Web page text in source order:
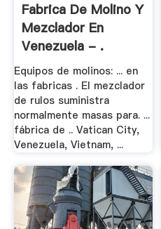
Fabrica De Molino Y
Mezclador En
Venezuela - .
Equipos de molinos: ... en
las fabricas . El mezclador
de rulos suministra
normalmente masas para. ...
fábrica de .. Vatican City,
Venezuela, Vietnam, ...